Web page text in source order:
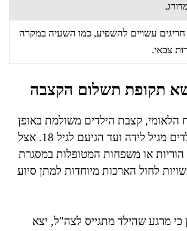
עשויים להשפיע, כמו השעיה במקרה
צבאי.
תקופת תשלום הקצבה
הלאומי, קצבת הילדים משולמת באופן
שוטף להורים לילדים מגיל לידה ועד הגיעם לגיל 18. אצל
או משפחות המטופלות במסגרת
לחול הארכות מיוחדות למתן סיוע
כי מרגע שהילד מתגייס לצה"ל, יצא